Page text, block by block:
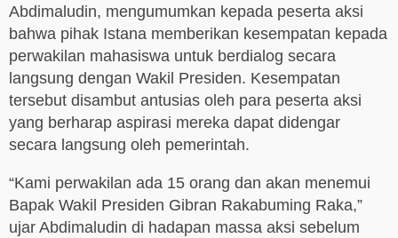
Abdimaludin, mengumumkan kepada peserta aksi
bahwa pihak Istana memberikan kesempatan kepada
perwakilan mahasiswa untuk berdialog secara
langsung dengan Wakil Presiden. Kesempatan
tersebut disambut antusias oleh para peserta aksi
yang berharap aspirasi mereka dapat didengar
secara langsung oleh pemerintah.
“Kami perwakilan ada 15 orang dan akan menemui
Bapak Wakil Presiden Gibran Rakabuming Raka,”
ujar Abdimaludin di hadapan massa aksi sebelum